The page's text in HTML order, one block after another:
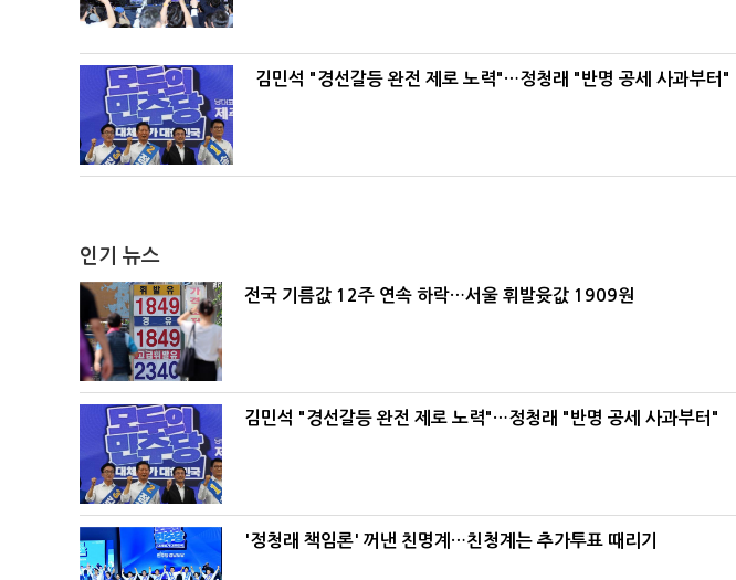
김민석 "경선갈등 완전 제로 노력"…정청래 "반명 공세 사과부터"
인기 뉴스
전국 기름값 12주 연속 하락…서울 휘발윳값 1909원
김민석 "경선갈등 완전 제로 노력"…정청래 "반명 공세 사과부터"
'정청래 책임론' 꺼낸 친명계…친청계는 추가투표 때리기